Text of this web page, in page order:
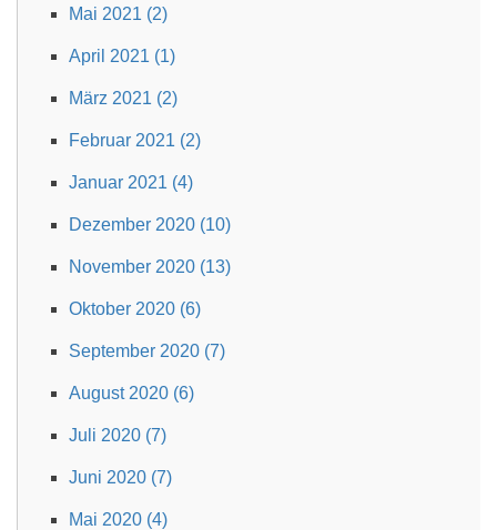
Mai 2021 (2)
April 2021 (1)
März 2021 (2)
Februar 2021 (2)
Januar 2021 (4)
Dezember 2020 (10)
November 2020 (13)
Oktober 2020 (6)
September 2020 (7)
August 2020 (6)
Juli 2020 (7)
Juni 2020 (7)
Mai 2020 (4)